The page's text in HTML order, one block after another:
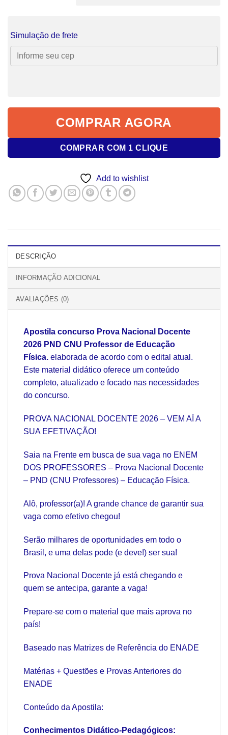
Simulação de frete
COMPRAR AGORA
COMPRAR COM 1 CLIQUE
Add to wishlist
DESCRIÇÃO
INFORMAÇÃO ADICIONAL
AVALIAÇÕES (0)
Apostila concurso Prova Nacional Docente
2026 PND CNU Professor de Educação
Física. elaborada de acordo com o edital atual.
Este material didático oferece um conteúdo
completo, atualizado e focado nas necessidades
do concurso.
PROVA NACIONAL DOCENTE 2026 – VEM AÍ A
SUA EFETIVAÇÃO!
Saia na Frente em busca de sua vaga no ENEM
DOS PROFESSORES – Prova Nacional Docente
– PND (CNU Professores) – Educação Física.
Alô, professor(a)! A grande chance de garantir sua
vaga como efetivo chegou!
Serão milhares de oportunidades em todo o
Brasil, e uma delas pode (e deve!) ser sua!
Prova Nacional Docente já está chegando e
quem se antecipa, garante a vaga!
Prepare-se com o material que mais aprova no
país!
Baseado nas Matrizes de Referência do ENADE
Matérias + Questões e Provas Anteriores do
ENADE
Conteúdo da Apostila:
Conhecimentos Didático-Pedagógicos: